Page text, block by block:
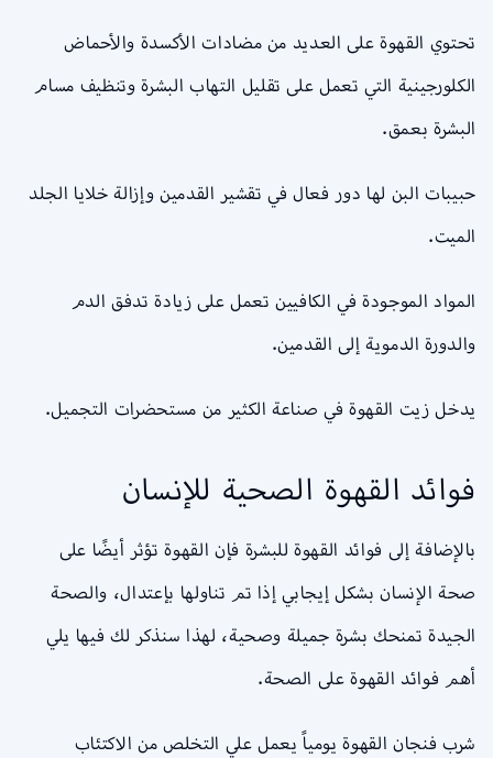
تحتوي القهوة على العديد من مضادات الأكسدة والأحماض
الكلورجينية التي تعمل على تقليل التهاب البشرة وتنظيف مسام
البشرة بعمق.
حبيبات البن لها دور فعال في تقشير القدمين وإزالة خلايا الجلد
الميت.
المواد الموجودة في الكافيين تعمل على زيادة تدفق الدم
والدورة الدموية إلى القدمين.
يدخل زيت القهوة في صناعة الكثير من مستحضرات التجميل.
فوائد القهوة الصحية للإنسان
بالإضافة إلى فوائد القهوة للبشرة فإن القهوة تؤثر أيضًا على
صحة الإنسان بشكل إيجابي إذا تم تناولها بإعتدال، والصحة
الجيدة تمنحك بشرة جميلة وصحية، لهذا سنذكر لك فيها يلي
أهم فوائد القهوة على الصحة.
شرب فنجان القهوة يومياً يعمل علي التخلص من الاكتئاب